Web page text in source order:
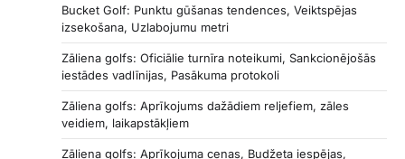
Bucket Golf: Punktu gūšanas tendences, Veiktspējas
izsekošana, Uzlabojumu metri
Zāliena golfs: Oficiālie turnīra noteikumi, Sankcionējošās
iestādes vadlīnijas, Pasākuma protokoli
Zāliena golfs: Aprīkojums dažādiem reljefiem, zāles
veidiem, laikapstākļiem
Zāliena golfs: Aprīkojuma cenas, Budžeta iespējas,